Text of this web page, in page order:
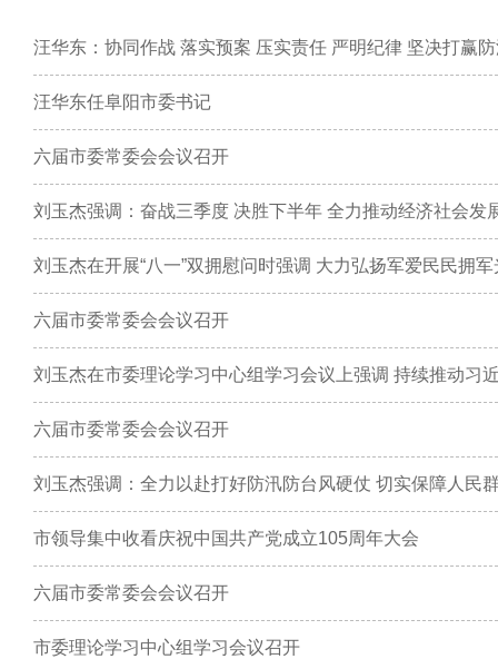
汪华东：协同作战 落实预案 压实责任 严明纪律 坚决打赢
汪华东任阜阳市委书记
六届市委常委会会议召开
刘玉杰强调：奋战三季度 决胜下半年 全力推动经济社会发
六届市委常委会会议召开
六届市委常委会会议召开
刘玉杰强调：全力以赴打好防汛防台风硬仗 切实保障人民
市领导集中收看庆祝中国共产党成立105周年大会
六届市委常委会会议召开
市委理论学习中心组学习会议召开